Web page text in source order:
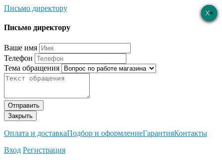
Письмо директору
×
Письмо директору
Ваше имя
Телефон
Тема обращения
Отправить
Закрыть
Оплата и доставкаПодбор и оформлениеГарантияКонтакты
Вход Регистрация
×
×
×
×